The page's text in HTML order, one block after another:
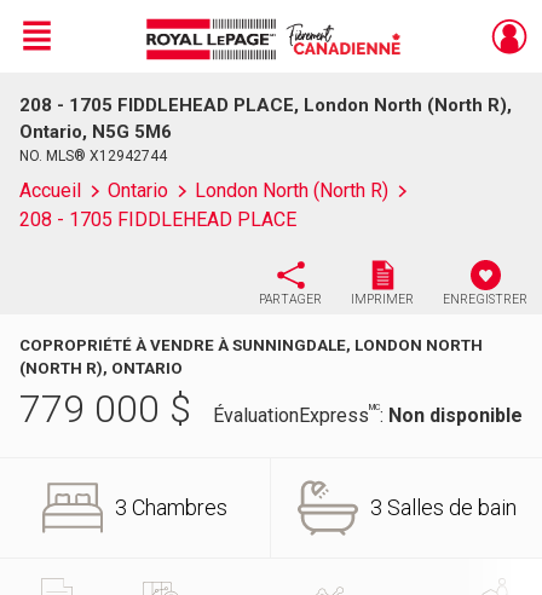
Live
En Direct
Menu
208 - 1705 FIDDLEHEAD PLACE, London North (North R),
Ontario, N5G 5M6
NO. MLS® X12942744
Accueil Ontario
London North (North R)
208 - 1705 FIDDLEHEAD PLACE
PARTAGER IMPRIMER ENREGISTRER
COPROPRIÉTÉ À VENDRE À SUNNINGDALE, LONDON NORTH
(NORTH R), ONTARIO
779 000 $ ÉvaluationExpressMC: Non disponible
3 Chambres 3 Salles de bain